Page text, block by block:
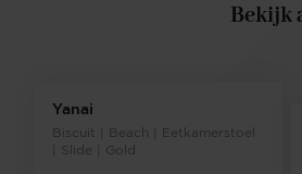
Yanai
Biscuit | Beach | Eetkamerstoel
| Slide | Gold
Bekijk